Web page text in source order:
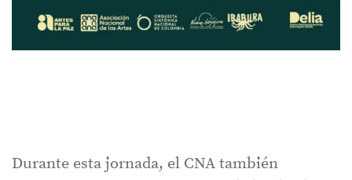
Durante esta jornada, el CNA también